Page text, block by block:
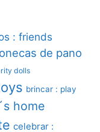
: friends
de pano
dolls
brincar : play
home
celebrar :